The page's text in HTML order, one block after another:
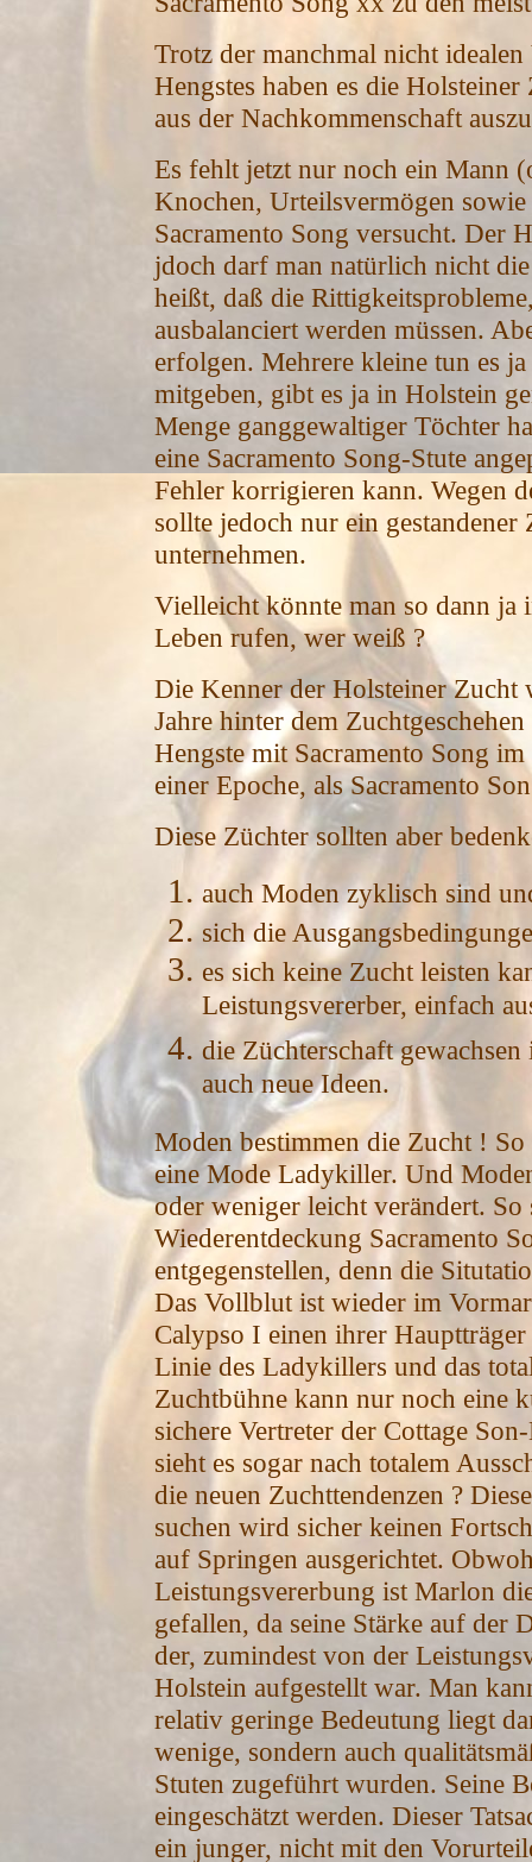
Trotz der manchmal nicht idealen
Hengstes haben es die
aus der Nachkommenschaft
Es fehlt jetzt nur noch ein Mann
Knochen, Urteilsvermögen
Sacramento Song versucht. Der
jdoch darf man natürlich nicht
heißt, daß die
ausbalanciert werden müssen.
erfolgen. Mehrere kleine tun es
mitgeben, gibt es ja in Holstein
Menge ganggewaltiger Töchter
eine Sacramento Song-Stute
Fehler korrigieren kann. Wegen
sollte jedoch nur ein
unternehmen.
Vielleicht könnte man so dann ja
Leben rufen, wer weiß ?
Die Kenner der Holsteiner
Jahre hinter dem
Hengste mit Sacramento Song
einer Epoche, als Sacramento
Diese Züchter sollten aber
auch Moden zyklisch sind
sich die
es sich keine Zucht leisten
Leistungsvererber, einfach
die Züchterschaft
auch neue Ideen.
Moden bestimmen die Zucht !
eine Mode Ladykiller. Und
oder weniger leicht verändert. So
Wiederentdeckung Sacramento
entgegenstellen, denn die
Das Vollblut ist wieder im
Calypso I einen ihrer
Linie des Ladykillers und das
Zuchtbühne kann nur noch eine
sichere Vertreter der Cottage
sieht es sogar nach totalem
die neuen Zuchttendenzen ?
suchen wird sicher keinen
auf Springen ausgerichtet.
Leistungsvererbung ist Marlon
gefallen, da seine Stärke auf der
der, zumindest von der
Holstein aufgestellt war. Man
relativ geringe Bedeutung liegt
wenige, sondern auch
Stuten zugeführt wurden. Seine
eingeschätzt werden. Dieser
ein junger, nicht mit den